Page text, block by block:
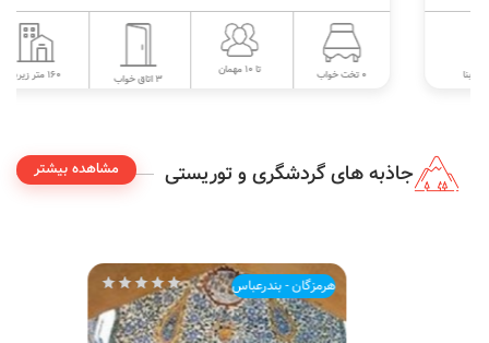
160 متر زیربنا
جاذبه های گردشگری و توریستی مشاهده بیشتر
هرمزگان - بندرعباس